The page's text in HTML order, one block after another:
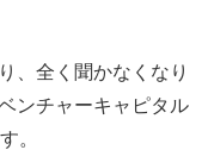
、全く聞かなくなり
ンチャーキャピタル
。